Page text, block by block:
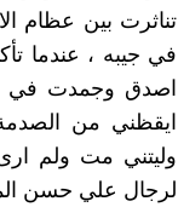
تناثرت بين عظام
في جيبه ، عندما
اصدق وجمدت في
ايقظني من
وليتني مت ولم
لرجال علي حسن